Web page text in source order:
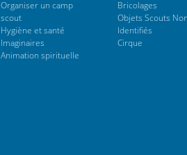
Organiser un camp
scout
Hygiène et santé
Imaginaires
Animation spirituelle
Bricolages
Objets Scouts Non
Identifiés
Cirque